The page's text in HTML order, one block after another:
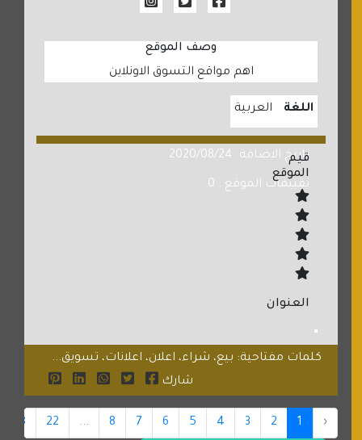
وصف الموقع
اهم مواقع التسوق الاونلاين
اللغة العربية
تاريخ الاضافة: 2020/08/24
تقييمات الموقع : 0
قيم
الموقع
العنوان
كلمات مفتاحية: بيع، شراء، اعلان، اعلانات، تسويق...
شارك
‹
1
2
3
4
5
6
7
8
...
22
23